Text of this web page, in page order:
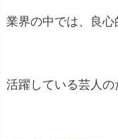
業界の中では、良心
活躍している芸人の